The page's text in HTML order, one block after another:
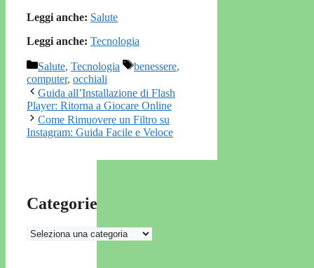
Leggi anche: Salute
Leggi anche: Tecnologia
Categorie
Salute, Tecnologia Tag
benessere,
computer, occhiali
Guida all’Installazione di Flash
Player: Ritorna a Giocare Online
Come Rimuovere un Filtro su
Instagram: Guida Facile e Veloce
Categorie
Categorie